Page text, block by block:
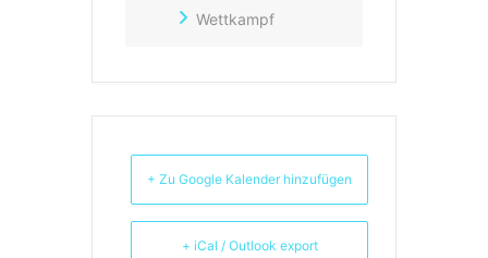
Wettkampf
+ Zu Google Kalender hinzufügen
+ iCal / Outlook export